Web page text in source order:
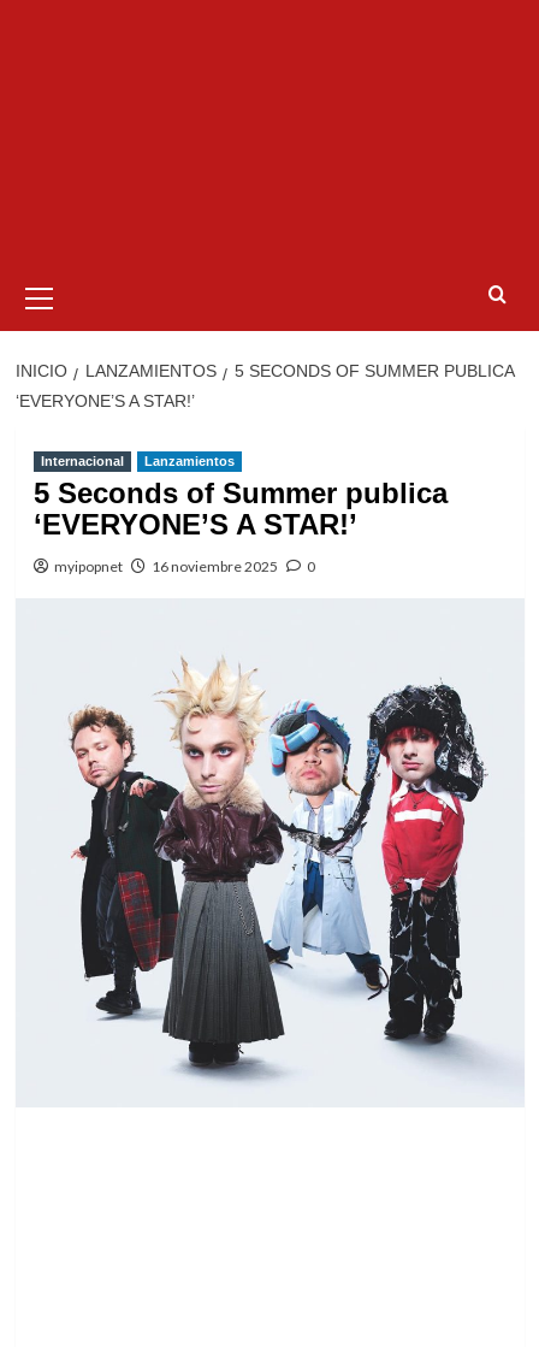
primario
INICIO LANZAMIENTOS
5 SECONDS OF SUMMER PUBLICA
‘EVERYONE’S A STAR!’
Internacional Lanzamientos
5 Seconds of Summer publica
‘EVERYONE’S A STAR!’
myipopnet 16 noviembre 2025 0